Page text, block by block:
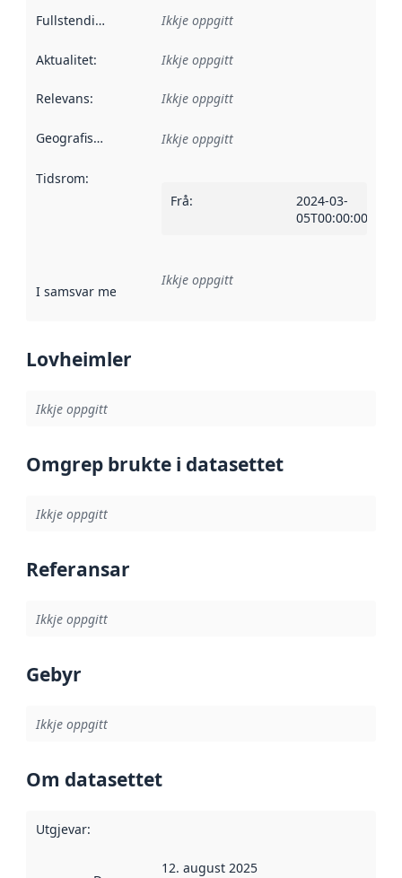
Fullstendigheit Ikkje oppgitt
Aktualitet: Ikkje oppgitt
Relevans: Ikkje oppgitt
Geografisk område Ikkje oppgitt
Tidsrom:
Frå:
2024-03-
05T00:00:00Z
I samsvar med Referanse til ei implementeringsregel eller
Ikkje oppgitt
Lovheimler
Ikkje oppgitt
Omgrep brukte i datasettet
Ikkje oppgitt
Referansar
Ikkje oppgitt
Gebyr
Ikkje oppgitt
Om datasettet
Utgjevar:
12. august 2025